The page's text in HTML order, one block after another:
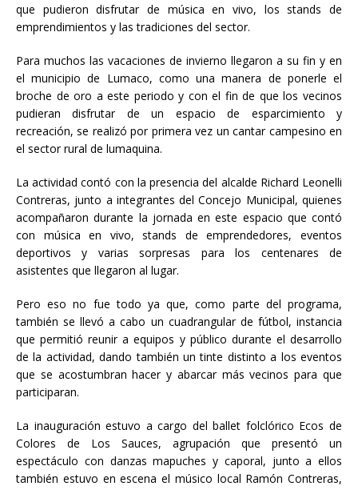
que pudieron disfrutar de música en vivo, los stands de
emprendimientos y las tradiciones del sector.
Para muchos las vacaciones de invierno llegaron a su fin y en
el municipio de Lumaco, como una manera de ponerle el
broche de oro a este periodo y con el fin de que los vecinos
pudieran disfrutar de un espacio de esparcimiento y
recreación, se realizó por primera vez un cantar campesino en
el sector rural de lumaquina.
La actividad contó con la presencia del alcalde Richard Leonelli
Contreras, junto a integrantes del Concejo Municipal, quienes
acompañaron durante la jornada en este espacio que contó
con música en vivo, stands de emprendedores, eventos
deportivos y varias sorpresas para los centenares de
asistentes que llegaron al lugar.
Pero eso no fue todo ya que, como parte del programa,
también se llevó a cabo un cuadrangular de fútbol, instancia
que permitió reunir a equipos y público durante el desarrollo
de la actividad, dando también un tinte distinto a los eventos
que se acostumbran hacer y abarcar más vecinos para que
participaran.
La inauguración estuvo a cargo del ballet folclórico Ecos de
Colores de Los Sauces, agrupación que presentó un
espectáculo con danzas mapuches y caporal, junto a ellos
también estuvo en escena el músico local Ramón Contreras,